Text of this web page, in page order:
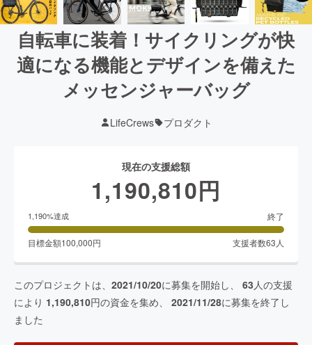
自転車に装着！サイクリングが快
適になる機能とデザインを備えた
メッセンジャーバッグ
LifeCrews プロダクト
現在の支援総額
1,190,810円
1,190%達成 終了
目標金額100,000円 支援者数63 人
このプロジェクトは、 2021/10/20に募集を開始し、 63 人の支援
により 1,190,810円の資金を集め、 2021/11/28に募集を終了し
ました